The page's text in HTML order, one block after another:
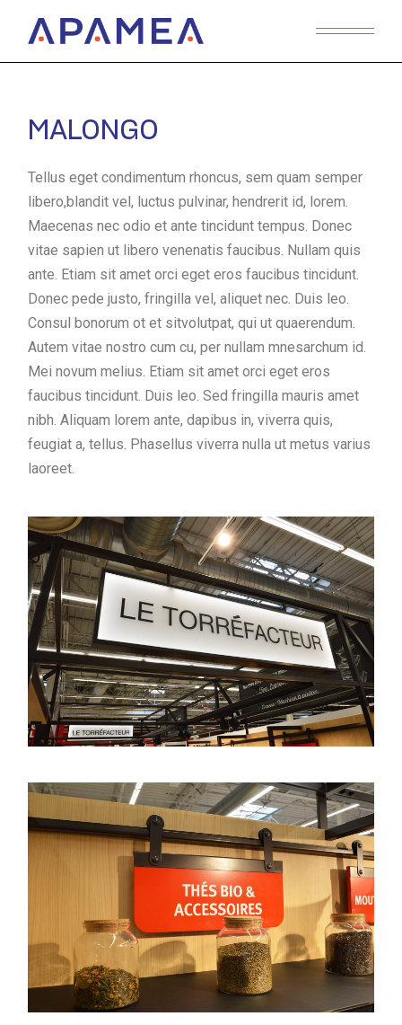
MALONGO
Tellus eget condimentum rhoncus, sem quam semper
libero,blandit vel, luctus pulvinar, hendrerit id, lorem.
Maecenas nec odio et ante tincidunt tempus. Donec
vitae sapien ut libero venenatis faucibus. Nullam quis
ante. Etiam sit amet orci eget eros faucibus tincidunt.
Donec pede justo, fringilla vel, aliquet nec. Duis leo.
Consul bonorum ot et sitvolutpat, qui ut quaerendum.
Autem vitae nostro cum cu, per nullam mnesarchum id.
Mei novum melius. Etiam sit amet orci eget eros
faucibus tincidunt. Duis leo. Sed fringilla mauris amet
nibh. Aliquam lorem ante, dapibus in, viverra quis,
feugiat a, tellus. Phasellus viverra nulla ut metus varius
laoreet.